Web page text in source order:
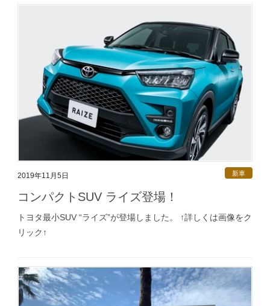
2019年11月5日 新車
コンパクトSUV ライズ登場！
トヨタ最小SUV “ライズ”が登場しました。 ↑詳しくは画像をク
リック↑